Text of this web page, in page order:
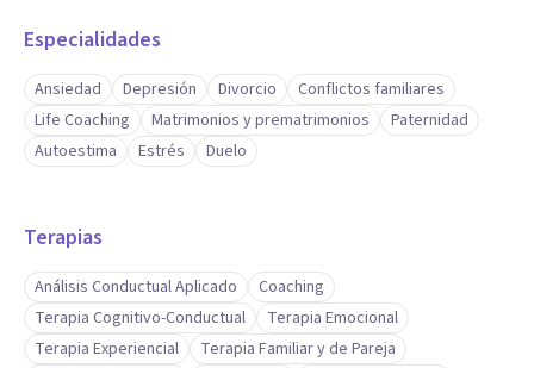
Mi estilo se caracteriza por una escucha profunda, empatía,
calidez y orientación al crecimiento interior.
Acompaño a madres, padres y mujeres a fortalecer su
bienestar emocional y relacional:
septenio)
Comunicación asertiva y vínculos afectivos saludables
Establecimiento de límites amorosos
Especialidades
Ansiedad Depresión Divorcio
Conflictos familiares
Life Coaching
Matrimonios y prematrimonios
Paternidad
Autoestima
Estrés Duelo
Terapias
Análisis Conductual Aplicado
Coaching
Terapia Cognitivo-Conductual
Terapia Emocional
Terapia Experiencial
Terapia Familiar y de Pareja